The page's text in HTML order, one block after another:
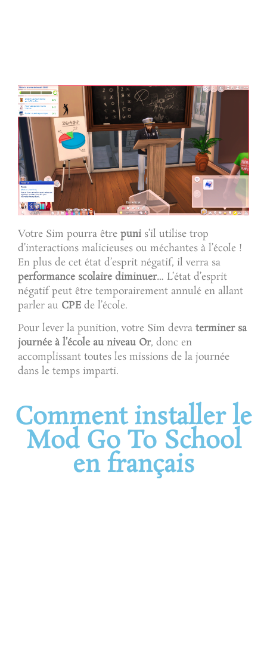
Votre Sim pourra être puni s’il utilise trop
d’interactions malicieuses ou méchantes à l’école !
En plus de cet état d’esprit négatif, il verra sa
performance scolaire diminuer… L’état d’esprit
négatif peut être temporairement annulé en allant
parler au CPE de l’école.
Pour lever la punition, votre Sim devra terminer sa
journée à l’école au niveau Or, donc en
accomplissant toutes les missions de la journée
dans le temps imparti.
Comment installer le
Mod Go To School
en français